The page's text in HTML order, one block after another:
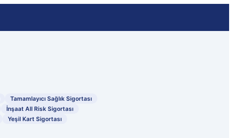
Tamamlayıcı Sağlık Sigortası
İnşaat All Risk Sigortası
Yeşil Kart Sigortası